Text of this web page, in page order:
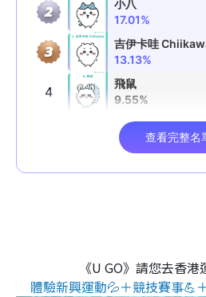
《U GO》請您去香港
體驗新興運動💦＋競技賽事💪